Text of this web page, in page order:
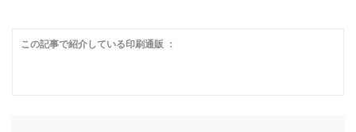
この記事で紹介している印刷通販 ：